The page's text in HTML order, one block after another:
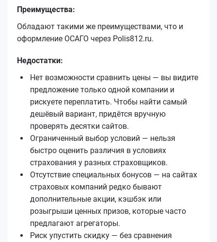
Преимущества:
Обладают такими же преимуществами, что и
оформление ОСАГО через Polis812.ru.
Недостатки:
Нет возможности сравнить цены — вы видите
предложение только одной компании и
рискуете переплатить. Чтобы найти самый
дешёвый вариант, придётся вручную
проверять десятки сайтов.
Ограниченный выбор условий — нельзя
быстро оценить различия в условиях
страхования у разных страховщиков.
Отсутствие специальных бонусов — на сайтах
страховых компаний редко бывают
дополнительные акции, кэшбэк или
розыгрыши ценных призов, которые часто
предлагают агрегаторы.
Риск упустить скидку — без сравнения